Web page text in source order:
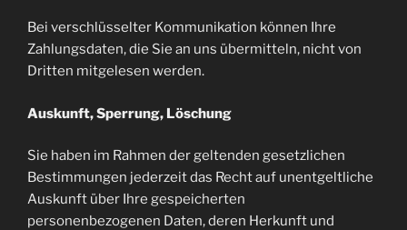
Bei verschlüsselter Kommunikation können Ihre
Zahlungsdaten, die Sie an uns übermitteln, nicht von
Dritten mitgelesen werden.
Auskunft, Sperrung, Löschung
Sie haben im Rahmen der geltenden gesetzlichen
Bestimmungen jederzeit das Recht auf unentgeltliche
Auskunft über Ihre gespeicherten
personenbezogenen Daten, deren Herkunft und